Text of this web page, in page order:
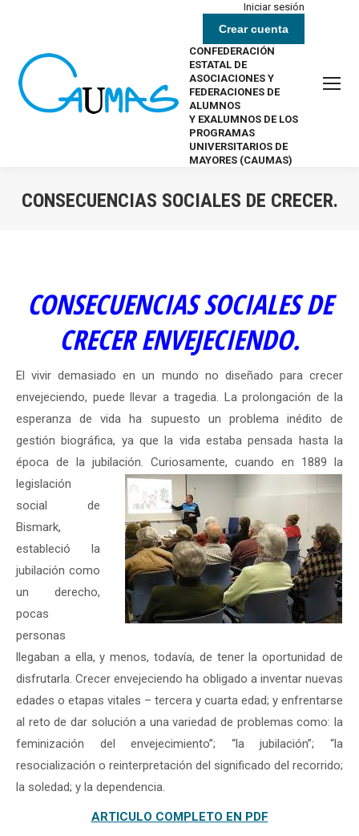
Iniciar sesión
Crear cuenta
CONFEDERACIÓN
ESTATAL DE
ASOCIACIONES Y
FEDERACIONES DE
ALUMNOS
Y EXALUMNOS DE LOS
PROGRAMAS
UNIVERSITARIOS DE
MAYORES (CAUMAS)
CONSECUENCIAS SOCIALES DE CRECER.
CONSECUENCIAS SOCIALES DE
CRECER ENVEJECIENDO.
El vivir demasiado en un mundo no diseñado para crecer
envejeciendo, puede llevar a tragedia. La prolongación de la
esperanza de vida ha supuesto un problema inédito de
gestión biográfica, ya que la vida estaba pensada hasta la
época de la jubilación. Curiosamente, cuando en 1889 la
legislación
social de
Bismark,
estableció la
jubilación como
un derecho,
pocas
personas
llegaban a ella, y menos, todavía, de tener la oportunidad de
disfrutarla. Crecer envejeciendo ha obligado a inventar nuevas
edades o etapas vitales – tercera y cuarta edad; y enfrentarse
al reto de dar solución a una variedad de problemas como: la
feminización del envejecimiento”; “la jubilación”; “la
resocialización o reinterpretación del significado del recorrido;
la soledad; y la dependencia.
ARTICULO COMPLETO EN PDF